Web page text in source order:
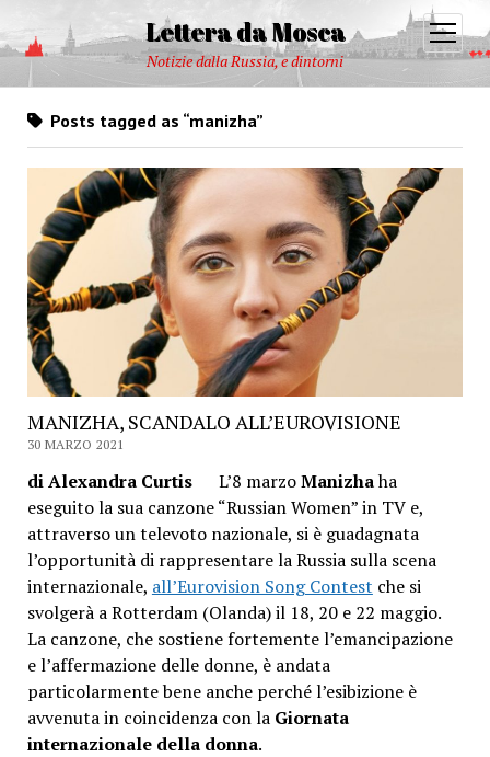
Lettera da Mosca
Notizie dalla Russia, e dintorni
open
menu
Posts tagged as “manizha”
MANIZHA, SCANDALO ALL’EUROVISIONE
30 MARZO 2021
di Alexandra CurtisL’8 marzoManizhaha
eseguito la sua canzone “Russian Women” in TV e,
attraverso un televoto nazionale, si è guadagnata
l’opportunità di rappresentare la Russia sulla scena
internazionale, all’Eurovision Song Contest che si
svolgerà a Rotterdam (Olanda) il 18, 20 e 22 maggio.
La canzone, che sostiene fortemente l’emancipazione
e l’affermazione delle donne, è andata
particolarmente bene anche perché l’esibizione è
avvenuta in coincidenza con la Giornata
internazionale della donna.